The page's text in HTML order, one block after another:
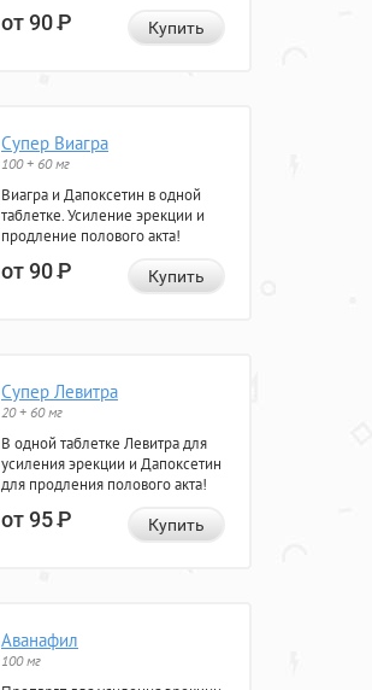
от 90Р Купить
Супер Виагра
100 + 60 мг
Виагра и Дапоксетин в одной
таблетке. Усиление эрекции и
продление полового акта!
от 90Р Купить
Супер Левитра
20 + 60 мг
В одной таблетке Левитра для
усиления эрекции и Дапоксетин
для продления полового акта!
от 95Р Купить
Аванафил
100 мг